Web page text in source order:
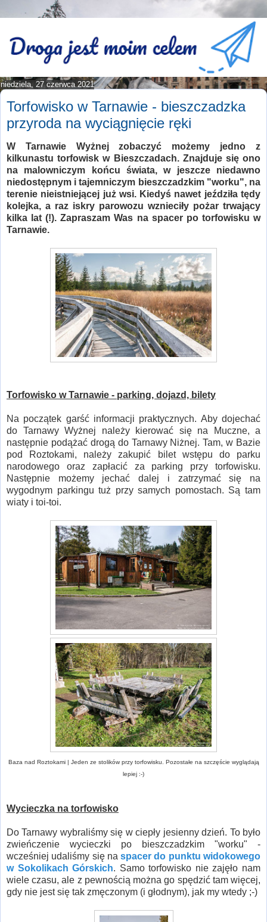
niedziela, 27 czerwca 2021
Torfowisko w Tarnawie - bieszczadzka
przyroda na wyciągnięcie ręki
W Tarnawie Wyżnej zobaczyć możemy jedno z
kilkunastu torfowisk w Bieszczadach. Znajduje się ono
na malowniczym końcu świata, w jeszcze niedawno
niedostępnym i tajemniczym bieszczadzkim "worku", na
terenie nieistniejącej już wsi. Kiedyś nawet jeździła tędy
kolejka, a raz iskry parowozu wznieciły pożar trwający
kilka lat (!). Zapraszam Was na spacer po torfowisku w
Tarnawie.
Torfowisko w Tarnawie - parking, dojazd, bilety
Na początek garść informacji praktycznych. Aby dojechać
do Tarnawy Wyżnej należy kierować się na Muczne, a
następnie podążać drogą do Tarnawy Niżnej. Tam, w Bazie
pod Roztokami, należy zakupić bilet wstępu do parku
narodowego oraz zapłacić za parking przy torfowisku.
Następnie możemy jechać dalej i zatrzymać się na
wygodnym parkingu tuż przy samych pomostach. Są tam
wiaty i toi-toi.
Baza nad Roztokami | Jeden ze stolików przy torfowisku. Pozostałe na szczęście wyglądają
lepiej :-)
Wycieczka na torfowisko
Do Tarnawy wybraliśmy się w ciepły jesienny dzień. To było
zwieńczenie wycieczki po bieszczadzkim "worku" -
wcześniej udaliśmy się naspacer do punktu widokowego
w Sokolikach Górskich. Samo torfowisko nie zajęło nam
wiele czasu, ale z pewnością można go spędzić tam więcej,
gdy nie jest się tak zmęczonym (i głodnym), jak my wtedy ;-)